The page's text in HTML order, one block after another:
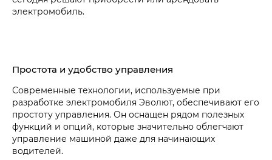
электромобиль.
Простота и удобство управления
Современные технологии, используемые при
разработке электромобиля Эволют, обеспечивают его
простоту управления. Он оснащен рядом полезных
функций и опций, которые значительно облегчают
управление машиной даже для начинающих
водителей.